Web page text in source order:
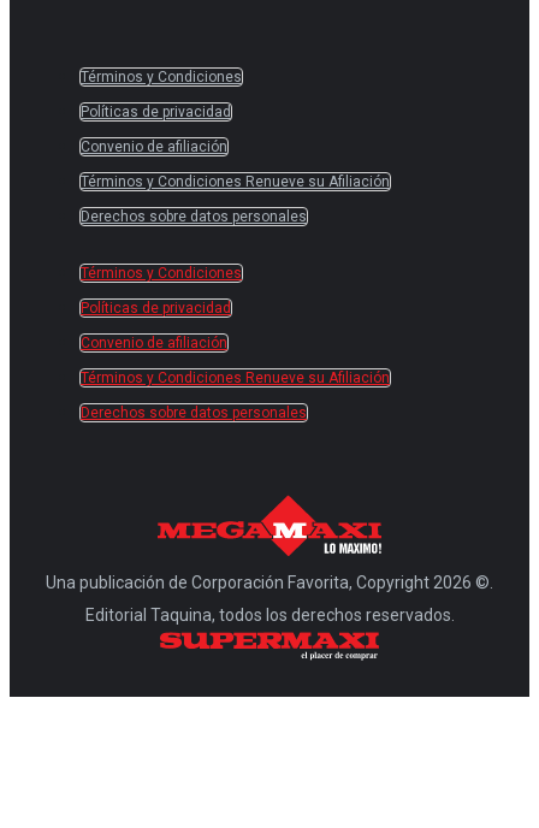
Términos y Condiciones
Políticas de privacidad
Convenio de afiliación
Términos y Condiciones Renueve su Afiliación
Derechos sobre datos personales
Términos y Condiciones
Políticas de privacidad
Convenio de afiliación
Términos y Condiciones Renueve su Afiliación
Derechos sobre datos personales
Una publicación de Corporación Favorita, Copyright 2026 ©.
Editorial Taquina, todos los derechos reservados.